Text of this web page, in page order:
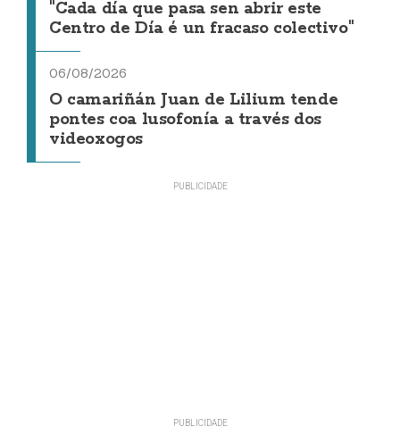
"Cada día que pasa sen abrir este
Centro de Día é un fracaso colectivo"
06/08/2026
O camariñán Juan de Lilium tende
pontes coa lusofonía a través dos
videoxogos